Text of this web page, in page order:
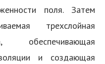
поля. Затем
трехслойная
обеспечивающая
и создающая